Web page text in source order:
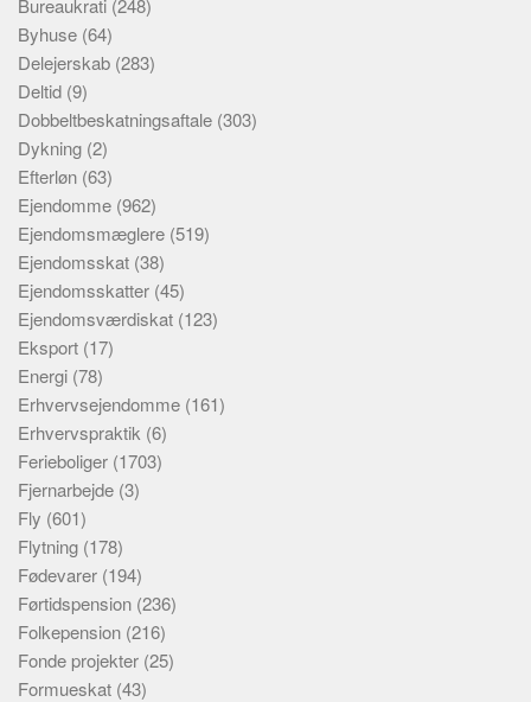
Bureaukrati (248)
Byhuse (64)
Delejerskab (283)
Deltid (9)
Dobbeltbeskatningsaftale (303)
Dykning (2)
Efterløn (63)
Ejendomme (962)
Ejendomsmæglere (519)
Ejendomsskat (38)
Ejendomsskatter (45)
Ejendomsværdiskat (123)
Eksport (17)
Energi (78)
Erhvervsejendomme (161)
Erhvervspraktik (6)
Ferieboliger (1703)
Fjernarbejde (3)
Fly (601)
Flytning (178)
Fødevarer (194)
Førtidspension (236)
Folkepension (216)
Fonde projekter (25)
Formueskat (43)